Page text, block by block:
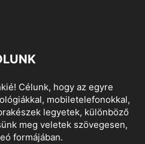
Célunk, hogy az egyre
mobiletelefonokkal,
legyetek, különböző
meg veletek szövegesen,
formájában.